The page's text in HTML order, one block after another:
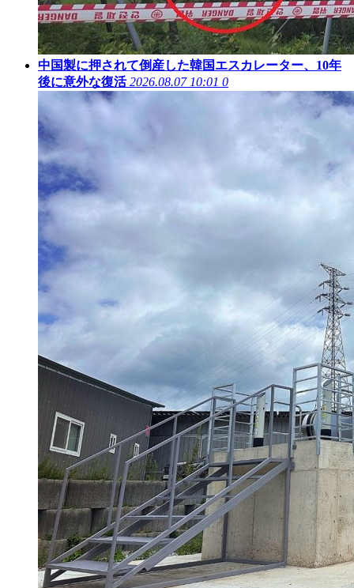
中国製に押されて倒産した韓国エスカレーター、10年
後に意外な復活 2026.08.07 10:01 0